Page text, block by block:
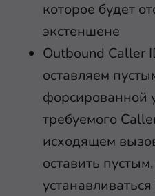
которое будет
экстеншене
Outbound Caller
оставляем
форсированной
требуемого
исходящем
оставить